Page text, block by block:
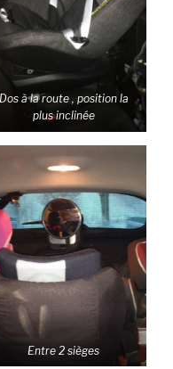
Dos à la route , position la
plus inclinée
Entre 2 sièges